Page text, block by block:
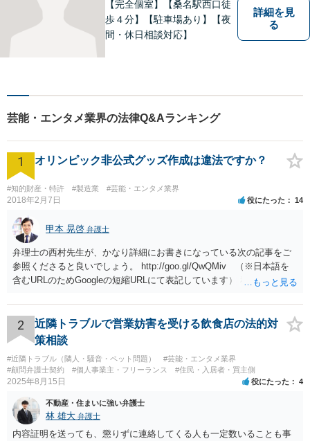
【完全個室】【桑名駅西口徒
歩４分】【駐車場あり】【夜
間・休日相談対応】
詳細を見
る
芸能・エンタメ業界の法律Q&Aランキング
1 オリンピック非公式グッズ作成は違法ですか？
#知的財産・特許 #製造業 #芸能・エンタメ業界
2018年2月7日 役にたった 14
甲本 晃啓 弁護士
弁理士の西村先生が、かなり詳細にお書きになっている次の記事をご
参照くださると良いでしょう。 http://goo.gl/QwQMiv （※日本語を
含むURLのためGoogleの短縮URLにて表記しています） 私も同先生と
とも不正競争防止法上の問題は生じうると思います。
2
近隣トラブルで営業妨害を受ける飲食店の法的対
策相談
#近隣トラブル（隣人・騒音・ペット問題）
#芸能・エンタメ業界
#顧問弁護士契約
#個人事業主・フリーランス #住民・入居者・買主側
2025年8月15日 役にたった 4
不動産・住まいに強い弁護士
林 雄大 弁護士
内容証明を送っても、懲りずに連絡してくる人も一定数いることも事